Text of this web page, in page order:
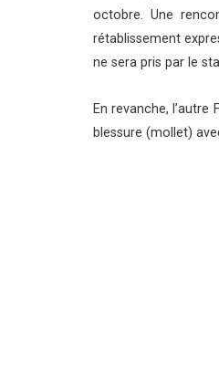
octobre. Une
rétablissement
ne sera pris par le
En revanche,
blessure (mollet)